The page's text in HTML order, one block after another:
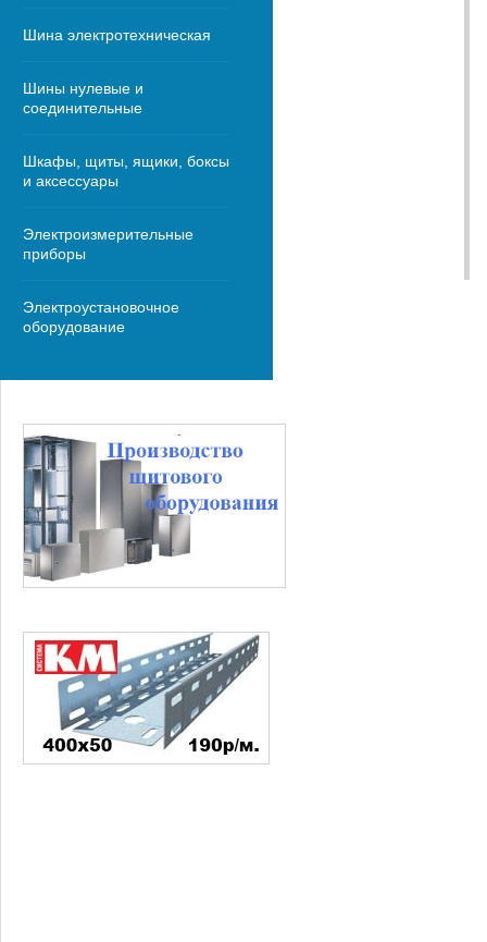
Шина электротехническая
Шины нулевые и
соединительные
Шкафы, щиты, ящики, боксы
и аксессуары
Электроизмерительные
приборы
Электроустановочное
оборудование